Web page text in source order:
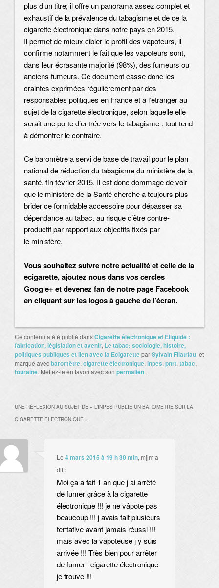
plus d’un titre; il offre un panorama assez complet et
exhaustif de la prévalence du tabagisme et de de la
cigarette électronique dans notre pays en 2015.
Il permet de mieux cibler le profil des vapoteurs, il
confirme notamment le fait que les vapoteurs sont,
dans leur écrasante majorité (98%), des fumeurs ou
anciens fumeurs. Ce document casse donc les
craintes exprimées régulièrement par des
responsables politiques en France et à l’étranger au
sujet de la cigarette électronique, selon laquelle elle
serait une porte d’entrée vers le tabagisme : tout tend
à démontrer le contraire.
Ce baromètre a servi de base de travail pour le plan
national de réduction du tabagisme du ministère de la
santé, fin février 2015. Il est donc dommage de voir
que le ministère de la Santé cherche a toujours plus
brider ce formidable accessoire pour dépasser sa
dépendance au tabac, au risque d’être contre-
productif par rapport aux objectifs fixés par
le ministère.
Vous souhaitez suivre notre actualité et celle de la
ecigarette, ajoutez nous dans vos cercles
Google+ et devenez fan de notre page Facebook
en cliquant sur les logos à gauche de l’écran.
Ce contenu a été publié dansCigarette électronique et Eliquide :
fabrication, législation et avenir, Le tabac: sociologie, histoire,
politiques publiques et lien avec la EcigaretteparSylvain Filatriau, et
marqué avecbaromètre, cigarette électronique, inpes, pnrt, tabac,
touraine. Mettez-le en favori avec son permalien.
UNE RÉFLEXION AU SUJET DE « L’INPES PUBLIE UN BAROMÈTRE SUR LA
CIGARETTE ÉLECTRONIQUE »
Le 4 mars 2015 à 19 h 30 min, mjjm a
dit :
Moi ça a fait 1 an que j ai arrêté
de fumer grâce à la cigarette
électronique !!! je ne vâpote pas
beaucoup !!! j avais fait plusieurs
tentative avant jamais réussi !!!
mais avec la vâpoteuse j y suis
arrivée !!! Très bien pour arrêter
de fumer l cigarette électronique
je trouve !!!